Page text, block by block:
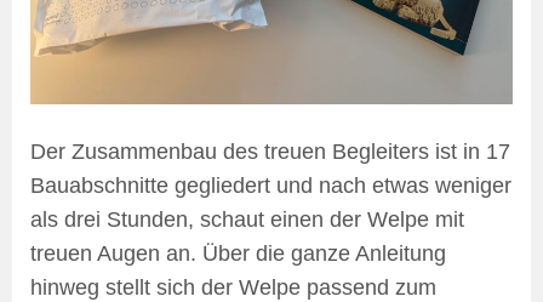
Der Zusammenbau des treuen Begleiters ist in 17
Bauabschnitte gegliedert und nach etwas weniger
als drei Stunden, schaut einen der Welpe mit
treuen Augen an. Über die ganze Anleitung
hinweg stellt sich der Welpe passend zum